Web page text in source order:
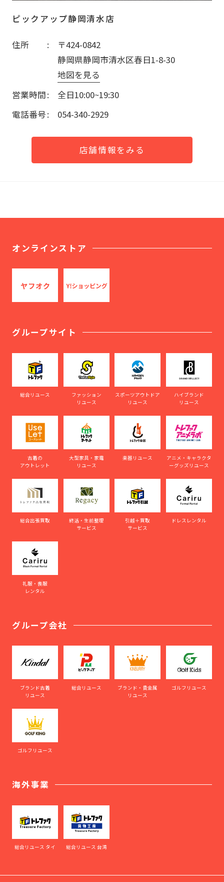
ピックアップ静岡清水店
住所
〒424-0842
静岡県静岡市清水区春日1-8-30
地図を見る
営業時間
全日10:00~19:30
電話番号
054-340-2929
店舗情報をみる
オンラインストア
グループサイト
総合リユース
ファッション
リユース
スポーツアウトドア
リユース
ハイブランド
リユース
古着の
アウトレット
大型家具・家電
リユース
楽器リユース
アニメ・キャラクタ
ーグッズリユース
総合出張買取
終活・生前整理
サービス
引越＋買取
サービス
ドレスレンタル
礼服・喪服
レンタル
グループ会社
ブランド古着
リユース
総合リユース
ブランド・貴金属
リユース
ゴルフリユース
ゴルフリユース
海外事業
総合リユース タイ 総合リユース 台湾